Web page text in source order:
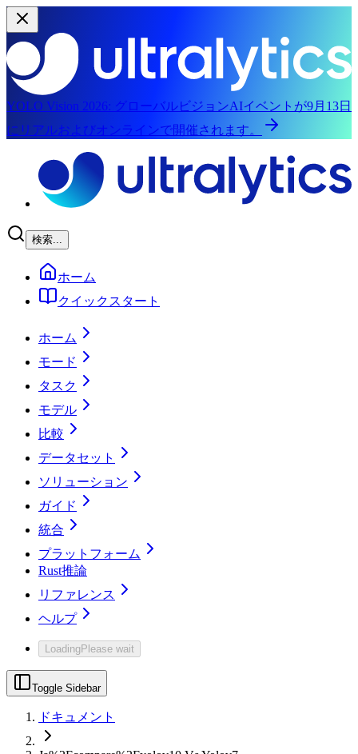
YOLO Vision 2026: グローバルビジョンAIイベントが9月13日
にリアルおよびオンラインで開催されます。
検索...
ホーム
クイックスタート
ホーム
モード
タスク
モデル
比較
データセット
ソリューション
ガイド
統合
プラットフォーム
Rust推論
リファレンス
ヘルプ
LoadingPlease wait
Toggle Sidebar
ドキュメント